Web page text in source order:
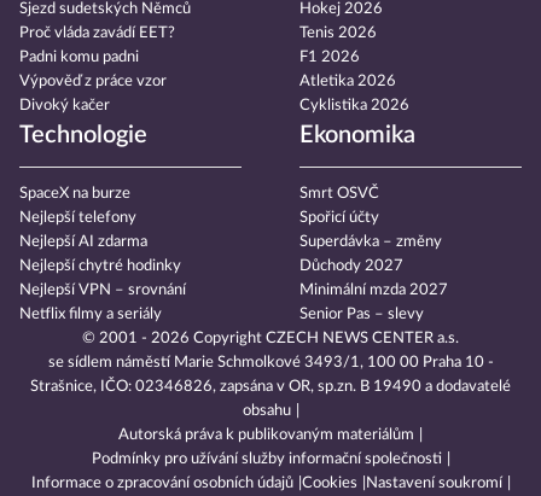
Sjezd sudetských Němců
Proč vláda zavádí EET?
Padni komu padni
Výpověď z práce vzor
Divoký kačer
Hokej 2026
Tenis 2026
F1 2026
Atletika 2026
Cyklistika 2026
Technologie
SpaceX na burze
Nejlepší telefony
Nejlepší AI zdarma
Nejlepší chytré hodinky
Nejlepší VPN – srovnání
Netflix filmy a seriály
Ekonomika
Smrt OSVČ
Spořicí účty
Superdávka – změny
Důchody 2027
Minimální mzda 2027
Senior Pas – slevy
© 2001 - 2026 Copyright CZECH NEWS CENTER a.s.
se sídlem náměstí Marie Schmolkové 3493/1, 100 00 Praha 10 -
Strašnice, IČO: 02346826, zapsána v OR, sp.zn. B 19490 a dodavatelé
obsahu
Autorská práva k publikovaným materiálům
Podmínky pro užívání služby informační společnosti
Informace o zpracování osobních údajů Cookies Nastavení soukromí